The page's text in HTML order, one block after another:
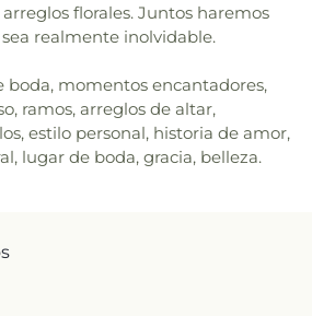
florales. Juntos haremos
realmente inolvidable.
boda, momentos encantadores,
ramos, arreglos de altar,
estilo personal, historia de amor,
lugar de boda, gracia, belleza.